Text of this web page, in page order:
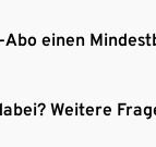
einen
Weitere